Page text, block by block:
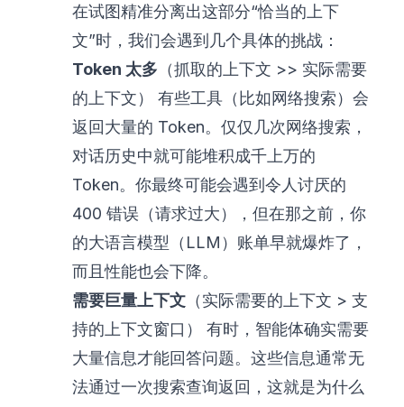
在试图精准分离出这部分“恰当的上下
文”时，我们会遇到几个具体的挑战：
Token 太多 （抓取的上下文 >> 实际需要
的上下文） 有些工具（比如网络搜索）会
返回大量的 Token。仅仅几次网络搜索，
对话历史中就可能堆积成千上万的
Token。你最终可能会遇到令人讨厌的
400 错误（请求过大），但在那之前，你
的大语言模型（LLM）账单早就爆炸了，
而且性能也会下降。
需要巨量上下文 （实际需要的上下文 > 支
持的上下文窗口） 有时，智能体确实需要
大量信息才能回答问题。这些信息通常无
法通过一次搜索查询返回，这就是为什么